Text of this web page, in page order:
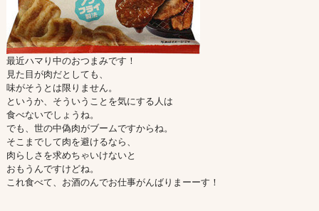
最近ハマり中のおつまみです！
見た目が肉だとしても、
味がそうとは限りません。
というか、そういうことを気にする人は
食べないでしょうね。
でも、世の中偽肉がブームですからね。
そこまでして肉を避けるなら、
肉らしさを求めちゃいけないと
おもうんですけどね。
これ食べて、お酒のんでお仕事がんばりまーーす！